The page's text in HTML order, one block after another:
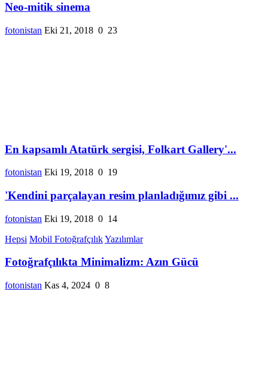
Neo-mitik sinema
fotonistan Eki 21, 2018 0 23
En kapsamlı Atatürk sergisi, Folkart Gallery'...
fotonistan Eki 19, 2018 0 19
'Kendini parçalayan resim planladığımız gibi ...
fotonistan Eki 19, 2018 0 14
Hepsi Mobil FotoğrafçılıkYazılımlar
Fotoğrafçılıkta Minimalizm: Azın Gücü
fotonistan Kas 4, 2024 0 8